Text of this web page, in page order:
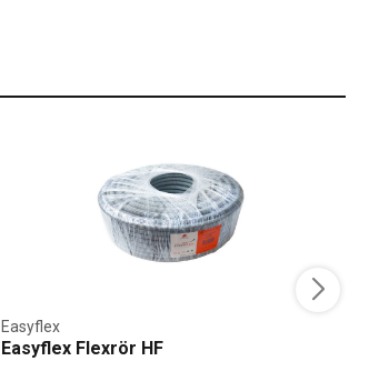
Easyflex Flexrör HF
Easyflex